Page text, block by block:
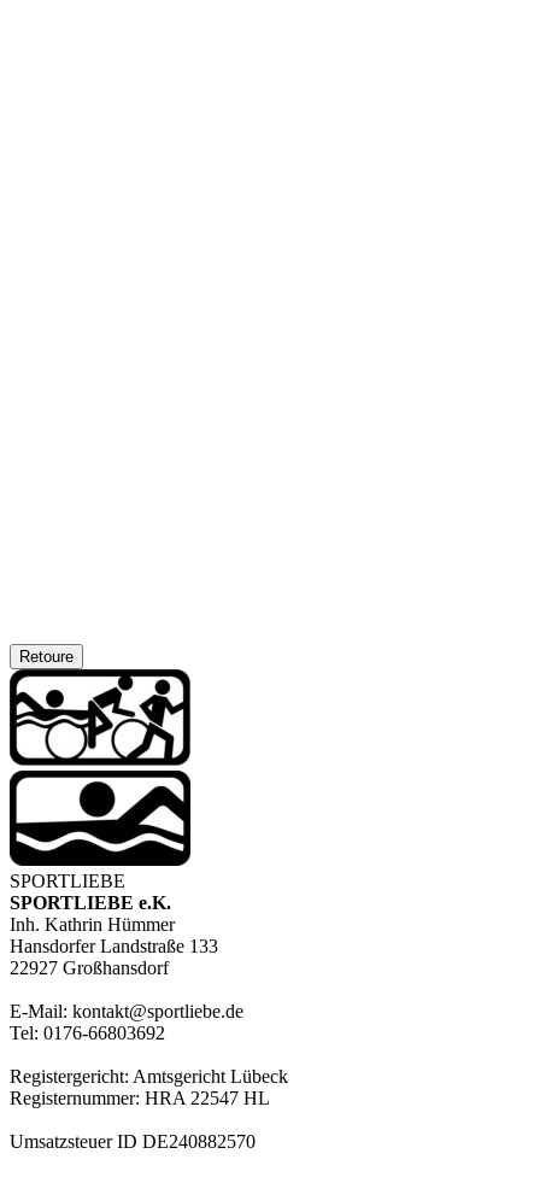
Retoure
SPORTLIEBE
SPORTLIEBE e.K.
Inh. Kathrin Hümmer
Hansdorfer Landstraße 133
22927 Großhansdorf
E-Mail: kontakt@sportliebe.de
Tel: 0176-66803692
Registergericht: Amtsgericht Lübeck
Registernummer: HRA 22547 HL
Umsatzsteuer ID DE240882570